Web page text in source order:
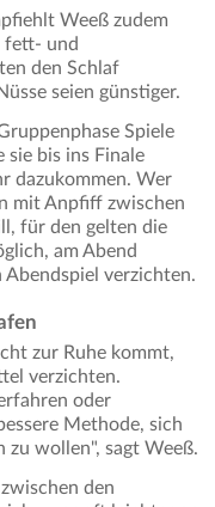
Weeß zudem
fett- und
den Schlaf
seien günstiger.
Spiele
sie bis ins Finale
dazukommen. Wer
mit Anpfiff zwischen
für den gelten die
am Abend
verzichten.
zur Ruhe kommt,
verzichten.
oder
Methode, sich
zu wollen", sagt Weeß.
den